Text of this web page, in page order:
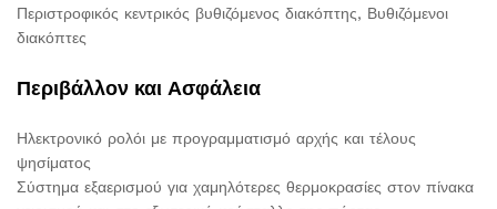
Περιστροφικός κεντρικός βυθιζόμενος διακόπτης, Βυθιζόμενοι
διακόπτες
Περιβάλλον και Ασφάλεια
Ηλεκτρονικό ρολόι με προγραμματισμό αρχής και τέλους
ψησίματος
Σύστημα εξαερισμού για χαμηλότερες θερμοκρασίες στον πίνακα